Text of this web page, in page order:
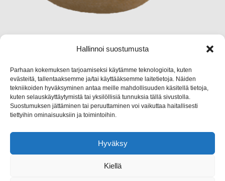
Hallinnoi suostumusta
Parhaan kokemuksen tarjoamiseksi käytämme teknologioita, kuten
evästeitä, tallentaaksemme ja/tai käyttääksemme laitetietoja. Näiden
tekniikoiden hyväksyminen antaa meille mahdollisuuden käsitellä tietoja,
kuten selauskäyttäytymistä tai yksilöllisiä tunnuksia tällä sivustolla.
Suostumuksen jättäminen tai peruuttaminen voi vaikuttaa haitallisesti
tiettyihin ominaisuuksiin ja toimintoihin.
Hyväksy
Kiellä
Jyremark Oy
Jämsänkoskentie 2, 42440 Koskenpää
(014) 767 130
info@jyremark.fi